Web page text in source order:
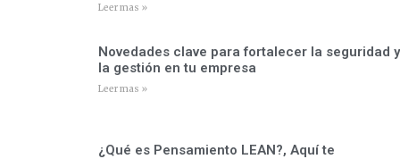
Leer mas »
Novedades clave para fortalecer la seguridad y
la gestión en tu empresa
Leer mas »
¿Qué es Pensamiento LEAN?, Aquí te